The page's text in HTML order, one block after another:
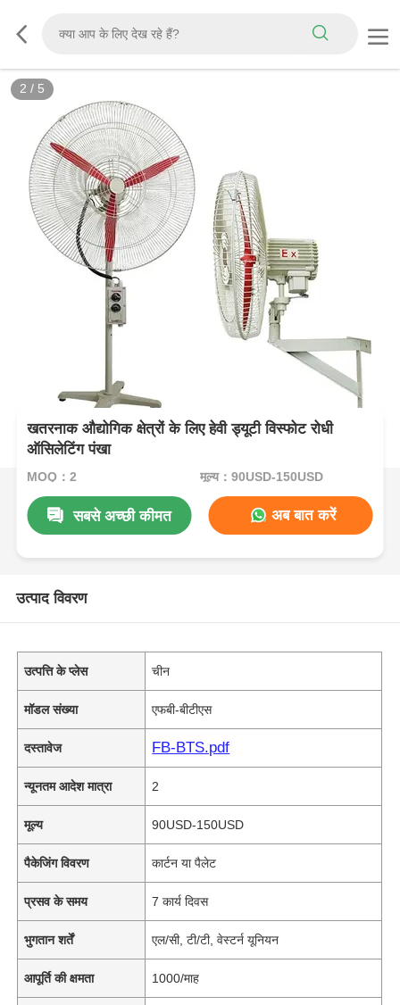
3 / 5
खतरनाक औद्योगिक क्षेत्रों के लिए हेवी ड्यूटी विस्फोट रोधी
ऑसिलेटिंग पंखा
MOQ：2 मूल्य：90USD-150USD
सबसे अच्छी कीमत अब बात करें
उत्पाद विवरण
उत्पत्ति के प्लेस चीन
मॉडल संख्या एफबी-बीटीएस
दस्तावेज FB-BTS.pdf
न्यूनतम आदेश मात्रा 2
मूल्य 90USD-150USD
पैकेजिंग विवरण कार्टन या पैलेट
प्रसव के समय 7 कार्य दिवस
भुगतान शर्तें एल/सी, टी/टी, वेस्टर्न यूनियन
आपूर्ति की क्षमता 1000/माह